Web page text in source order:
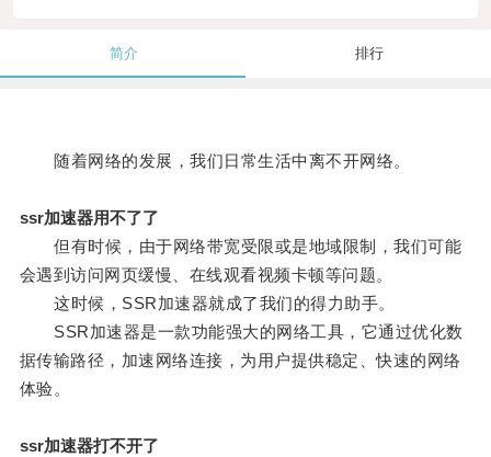
简介 排行
随着网络的发展，我们日常生活中离不开网络。
ssr加速器用不了了
但有时候，由于网络带宽受限或是地域限制，我们可能
会遇到访问网页缓慢、在线观看视频卡顿等问题。
这时候，SSR加速器就成了我们的得力助手。
SSR加速器是一款功能强大的网络工具，它通过优化数
据传输路径，加速网络连接，为用户提供稳定、快速的网络
体验。
ssr加速器打不开了